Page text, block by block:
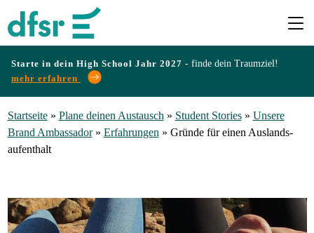
Starte in dein High School Jahr 2027 - finde dein Traumziel!
mehr erfahren
Programme
Infos
&
Startseite» Plane deinen Austausch» Student Stories» Unsere
Brand Ambassador» Erfahrungen» Gründe für einen Auslands-
aufenthalt